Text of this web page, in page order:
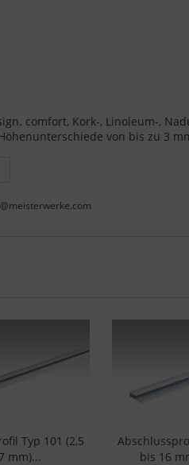
comfort, Kork-, Linoleum-,
von bis zu 3
Typ 101 (2,5
mm)...
bis 16